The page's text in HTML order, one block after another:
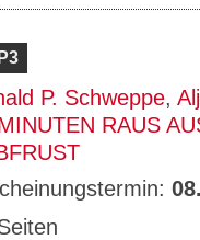
P. Schweppe,
RAUS